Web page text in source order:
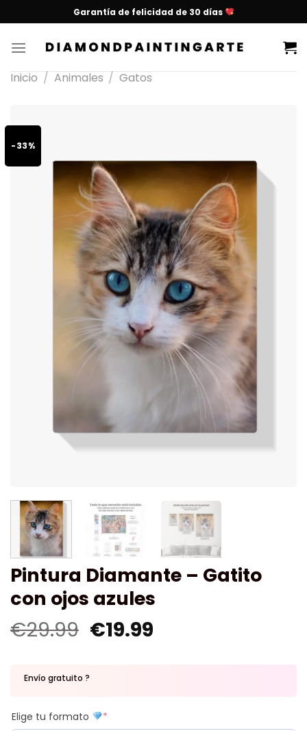
Garantía de felicidad de 30 días
Inicio / Animales / Gatos
-33%
Pintura Diamante – Gatito
con ojos azules
€29.99 €19.99
Envío gratuito ?
Elige tu formato *